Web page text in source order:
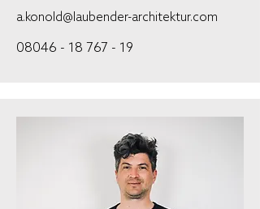
a.konold@laubender-architektur.com
08046 - 18 767 - 19